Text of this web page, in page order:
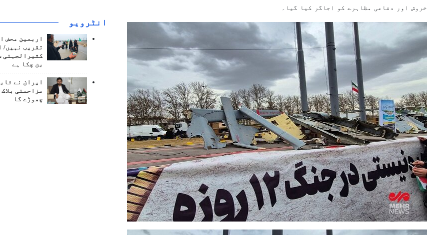
خروش اور دفاعی مظاہرے کو اجاگر کیا گیا۔
انٹرويو
اربعین محض
تقریب نہیں/
کثیرالجہتی
بن چکا ہے
ایران نے
مزاحمتی
چھوڑے گا